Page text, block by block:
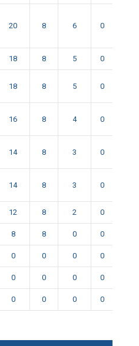
20 8 6 0
18 8 5 0
18 8 5 0
16 8 4 0
14 8 3 0
14 8 3 0
12 8 2 0
8 8 0 0
0 0 0 0
0 0 0 0
0 0 0 0